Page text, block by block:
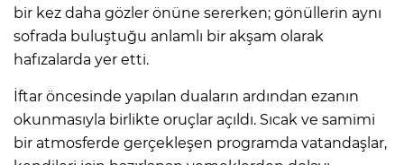
bir kez daha gözler önüne sererken; gönüllerin aynı
sofrada buluştuğu anlamlı bir akşam olarak
hafızalarda yer etti.
İftar öncesinde yapılan duaların ardından ezanın
okunmasıyla birlikte oruçlar açıldı. Sıcak ve samimi
bir atmosferde gerçekleşen programda vatandaşlar,